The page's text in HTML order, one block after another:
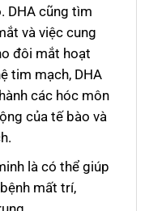
DHA cũng tìm
và việc cung
đôi mắt hoạt
tim mạch, DHA
các hóc môn
của tế bào và
là có thể giúp
mất trí,